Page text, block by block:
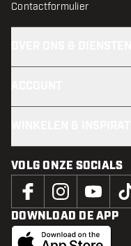
Contactformulier
VOLG ONZE SOCIALS
DOWNLOAD DE APP